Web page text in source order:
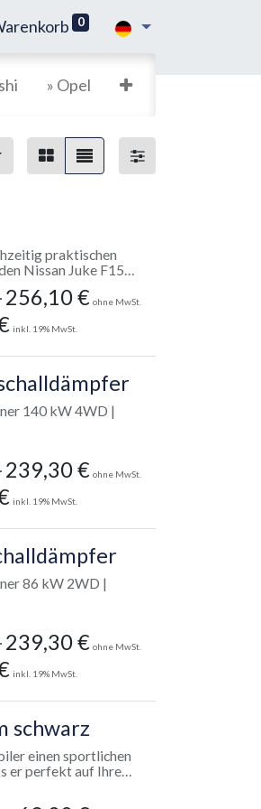
0
» Opel
praktischen
Nissan Juke F15
sowohl optische
Ihrem
kann im Shop
Zubehör
256,10€ ohne MwSt.
inkl. 19% MwSt.
239,30€ ohne MwSt.
inkl. 19% MwSt.
239,30€ ohne MwSt.
inkl. 19% MwSt.
schwarz
einen sportlichen
er perfekt auf Ihre